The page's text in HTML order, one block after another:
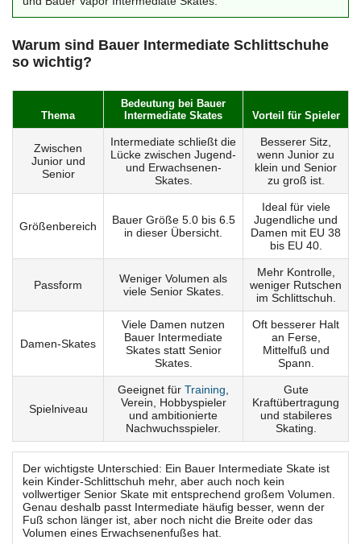
Warum sind Bauer Intermediate Schlittschuhe
so wichtig?
Thema
Bedeutung bei Bauer
Intermediate Skates
Vorteil für Spieler
Zwischen
Junior und
Senior
Intermediate schließt die
Lücke zwischen Jugend-
und Erwachsenen-
Skates.
Besserer Sitz,
wenn Junior zu
klein und Senior
zu groß ist.
Größenbereich
Bauer Größe 5.0 bis 6.5
in dieser Übersicht.
Ideal für viele
Jugendliche und
Damen mit EU 38
bis EU 40.
Passform
Weniger Volumen als
viele Senior Skates.
Mehr Kontrolle,
weniger Rutschen
im Schlittschuh.
Damen-Skates
Viele Damen nutzen
Bauer Intermediate
Skates statt Senior
Skates.
Oft besserer Halt
an Ferse,
Mittelfuß und
Spann.
Spielniveau
Geeignet für Training
Verein, Hobbyspieler
und ambitionierte
Nachwuchsspieler.
Gute
Kraftübertragung
und stabileres
Skating.
Der wichtigste Unterschied: Ein Bauer Intermediate Skate ist
kein Kinder-Schlittschuh mehr, aber auch noch kein
vollwertiger Senior Skate mit entsprechend großem Volumen.
Genau deshalb passt Intermediate häufig besser, wenn der
Fuß schon länger ist, aber noch nicht die Breite oder das
Volumen eines Erwachsenenfußes hat.